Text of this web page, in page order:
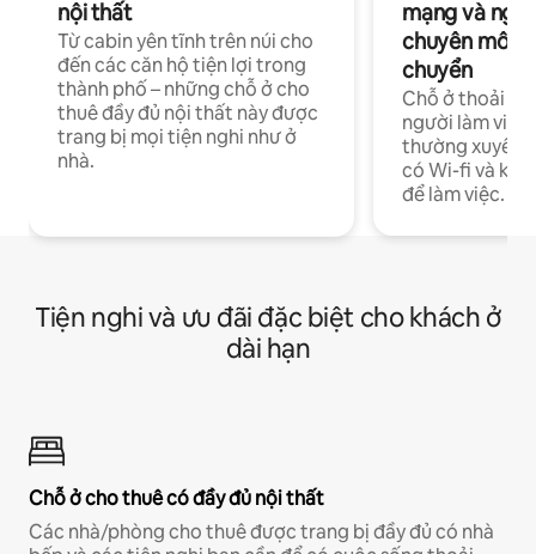
nội thất
Từ cabin yên tĩnh trên núi cho
đến các căn hộ tiện lợi trong
thành phố – những chỗ ở cho
thuê đầy đủ nội thất này được
trang bị mọi tiện nghi như ở
nhà.
mạng và
chuyên môn
chuyển
Chỗ ở thoải
người làm việc
thường xuyên
có Wi-fi và
để làm việc.
Tiện nghi và ưu đãi đặc biệt cho khách ở
dài hạn
Chỗ ở cho thuê có đầy đủ nội thất
Các nhà/phòng cho thuê được trang bị đầy đủ có nhà